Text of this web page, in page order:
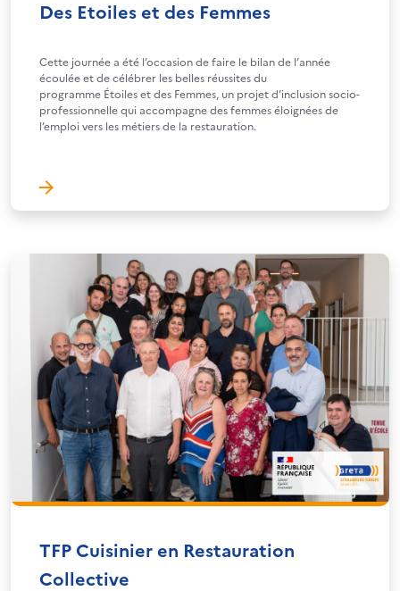
Des Etoiles et des Femmes
Cette journée a été l’occasion de faire le bilan de l’année
écoulée et de célébrer les belles réussites du
programme Étoiles et des Femmes, un projet d’inclusion socio-
professionnelle qui accompagne des femmes éloignées de
l’emploi vers les métiers de la restauration.
TFP Cuisinier en Restauration
Collective